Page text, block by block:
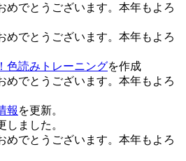
めでとうございます。本年もよろ
めでとうございます。本年もよろ
色読みトレーニングを作成
めでとうございます。本年もよろ
報 を更新。
ました。
めでとうございます。本年もよろ